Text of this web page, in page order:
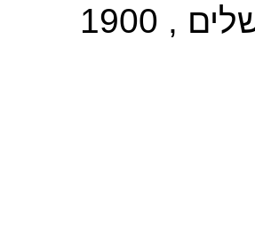
זר מר אליאס לצד הדרך מבית לחם לירושלים , 1900